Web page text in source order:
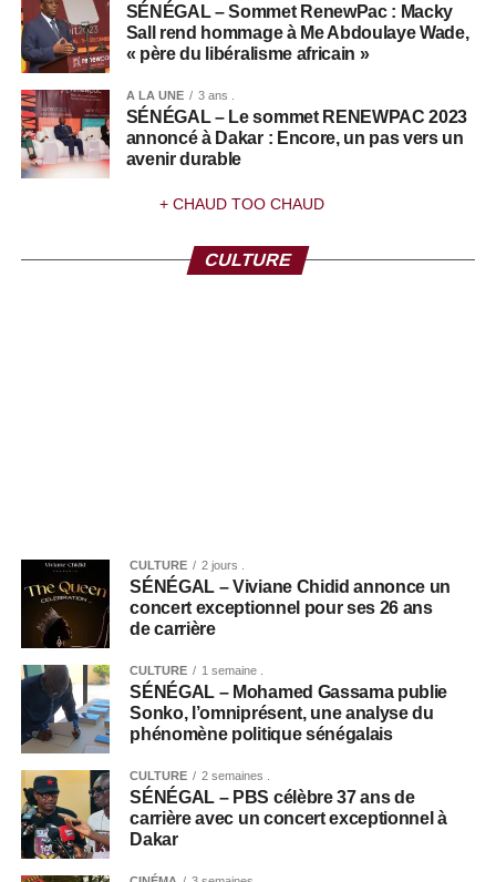
SÉNÉGAL – Sommet RenewPac : Macky
Sall rend hommage à Me Abdoulaye Wade,
« père du libéralisme africain »
A LA UNE 3 ans .
SÉNÉGAL – Le sommet RENEWPAC 2023
annoncé à Dakar : Encore, un pas vers un
avenir durable
+ CHAUD TOO CHAUD
CULTURE
CULTURE 2 jours .
SÉNÉGAL – Viviane Chidid annonce un
concert exceptionnel pour ses 26 ans
de carrière
CULTURE 1 semaine .
SÉNÉGAL – Mohamed Gassama publie
Sonko, l’omniprésent, une analyse du
phénomène politique sénégalais
CULTURE 2 semaines .
SÉNÉGAL – PBS célèbre 37 ans de
carrière avec un concert exceptionnel à
Dakar